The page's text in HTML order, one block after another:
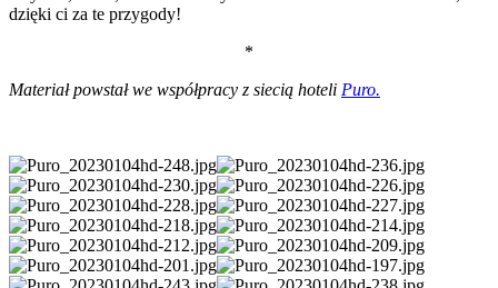
dzięki ci za te przygody!
*
Materiał powstał we współpracy z siecią hoteli Puro.